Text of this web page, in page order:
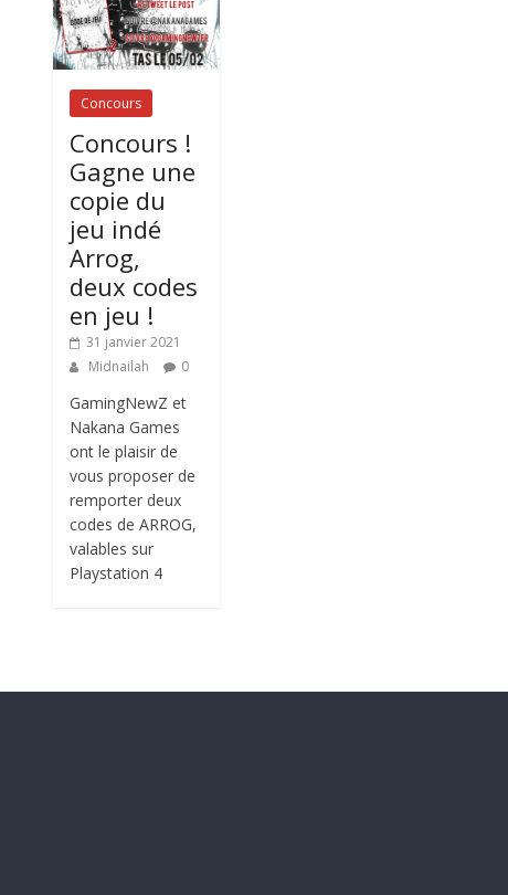
Concours
Concours !
Gagne une
copie du
jeu indé
Arrog,
deux codes
en jeu !
31 janvier 2021
Midnailah
0
GamingNewZ et
Nakana Games
ont le plaisir de
vous proposer de
remporter deux
codes de ARROG,
valables sur
Playstation 4